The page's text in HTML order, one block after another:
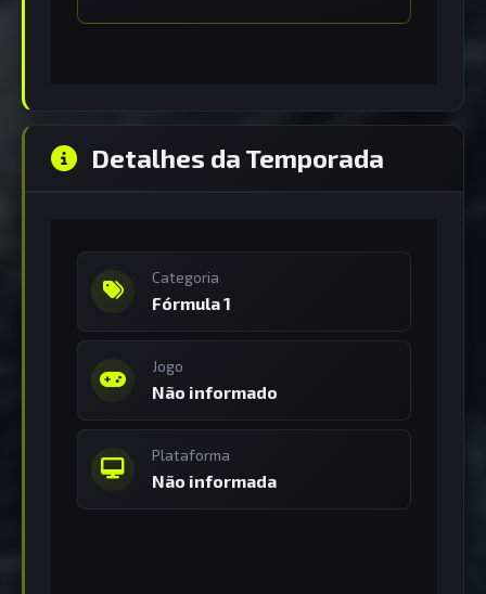
Detalhes da Temporada
Categoria
Fórmula 1
Jogo
Não informado
Plataforma
Não informada